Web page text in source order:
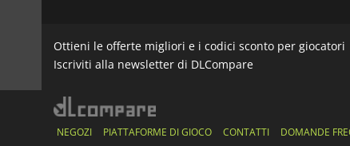
Ottieni le offerte migliori e i codici sconto per giocatori
Iscriviti alla newsletter di DLCompare
NEGOZI PIATTAFORME DI GIOCO CONTATTI DOMANDE